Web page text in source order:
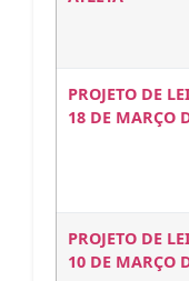
PROJETO DE
18 DE MARÇO
PROJETO DE
10 DE MARÇO